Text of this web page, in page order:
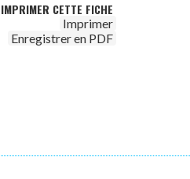
IMPRIMER CETTE FICHE
Imprimer
Enregistrer en PDF